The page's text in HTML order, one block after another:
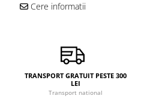
Cere informatii
TRANSPORT GRATUIT PESTE 300
LEI
Transport national